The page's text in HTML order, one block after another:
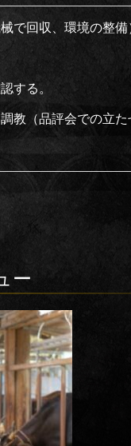
で回収、環境の整備
する。
教（品評会での立
ー